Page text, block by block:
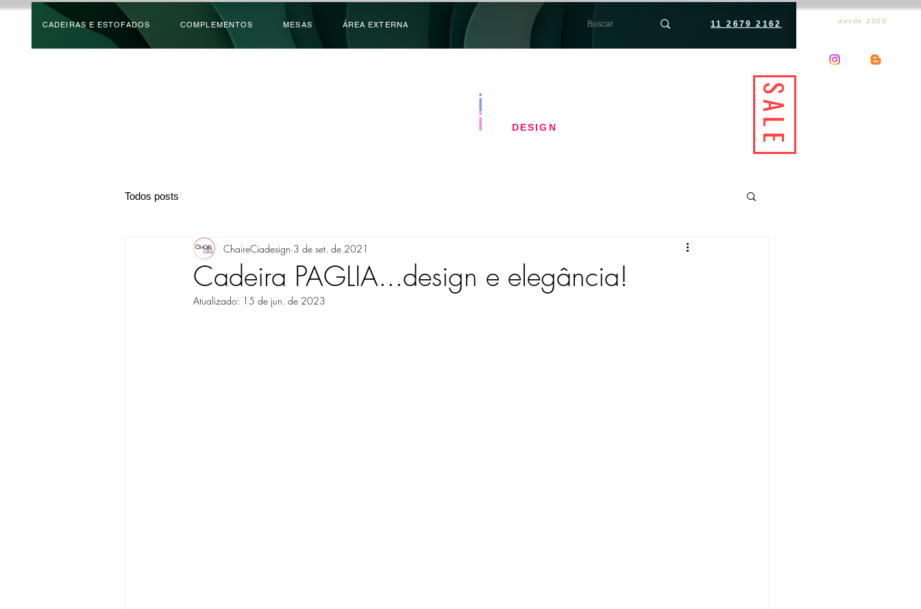
CADEIRAS E ESTOFADOS COMPLEMENTOS MESAS ÁREA EXTERNA 11 2679 2162 desde 2009
​DESIGN SALE
Todos posts
Cadeira PAGLIA...design e elegância!
ChaireCiadesign 3 de set. de 2021
Atualizado: 15 de jun. de 2023